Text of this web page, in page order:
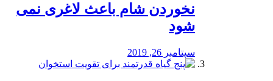
نخوردن شام باعث لاغری نمی
‌شود
سپتامبر 26, 2019